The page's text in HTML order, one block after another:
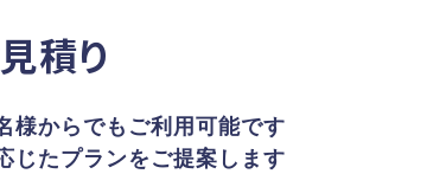
積り
様からでもご利用可能です
じたプランをご提案します